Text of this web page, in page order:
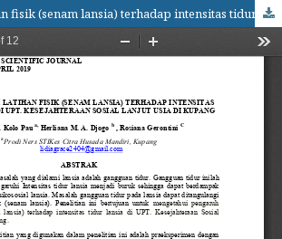
pengaruh latihan fisik (senam lansia) terhadap intensitas tidur lansia di UPT kesejahteraan sosial lanjut usia kupang